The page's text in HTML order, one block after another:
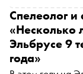
«Короны Земли»
это
торжественном
Алине все же
московскими
Спелеолог и
«Несколько
Эльбрусе 9
года»